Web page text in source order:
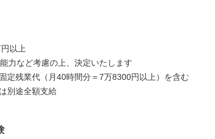
以上
力など考慮の上、決定いたします
定残業代（月40時間分＝7万8300円以上）を含む
別途全額支給